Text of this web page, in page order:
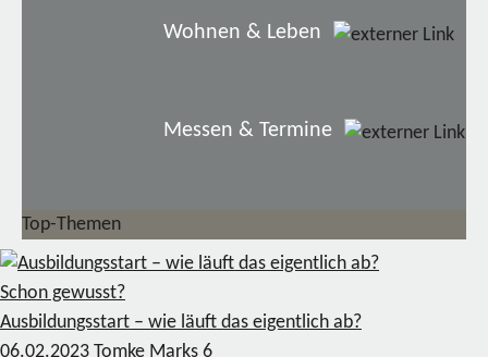
Wohnen & Leben
Messen & Termine
Top-Themen
Schon gewusst?
Ausbildungsstart – wie läuft das eigentlich ab?
06.02.2023 Tomke Marks 6